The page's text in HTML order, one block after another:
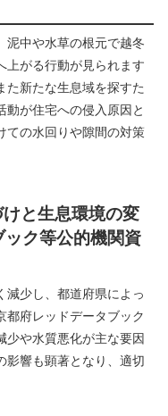
泥中や水草の根元で越冬
上がる行動が見られます
た新たな生息域を探すた
動が住宅への侵入原因と
ての水回りや隙間の対策
と生息環境の変
ク等公的機関資
減少し、都道府県によっ
都府レッドデータブック
少や水質悪化が主な要因
影響も顕著となり、適切